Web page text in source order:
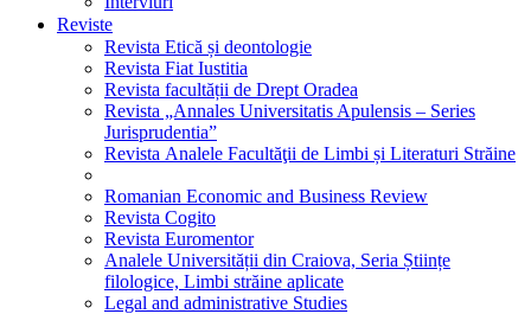
Reviste
Revista Etică și deontologie
Revista Fiat Iustitia
Revista facultății de Drept Oradea
Revista „Annales Universitatis Apulensis – Series
Jurisprudentia”
Revista Analele Facultăţii de Limbi și Literaturi Străine
Romanian Economic and Business Review
Revista Cogito
Revista Euromentor
Analele Universității din Craiova, Seria Științe
filologice, Limbi străine aplicate
Legal and administrative Studies